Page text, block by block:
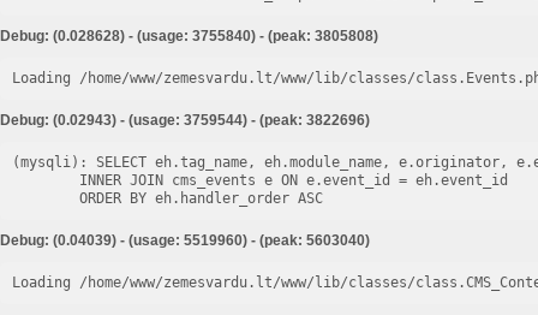
Debug: (0.028628) - (usage: 3755840) - (peak: 3805808)
Loading /home/www/zemesvardu.lt/www/lib/classes/
Debug: (0.02943) - (usage: 3759544) - (peak: 3822696)
(mysqli): SELECT eh.tag_name, eh.module_name, e.originator,
Debug: (0.04039) - (usage: 5519960) - (peak: 5603040)
Loading /home/www/zemesvardu.lt/www/lib/classes/